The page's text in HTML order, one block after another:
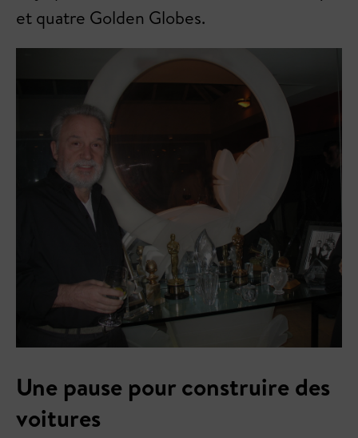
et quatre Golden Globes.
Une pause pour construire des
voitures